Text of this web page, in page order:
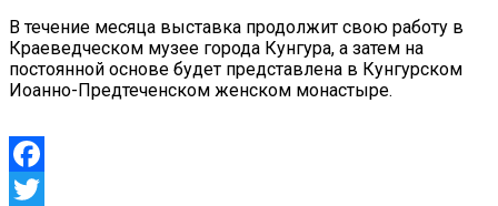
В течение месяца выставка продолжит свою работу в
Краеведческом музее города Кунгура, а затем на
постоянной основе будет представлена в Кунгурском
Иоанно-Предтеченском женском монастыре.
Facebook